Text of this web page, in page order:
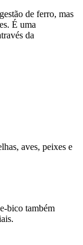
de ferro, mas
É uma
da
aves, peixes e
bico também